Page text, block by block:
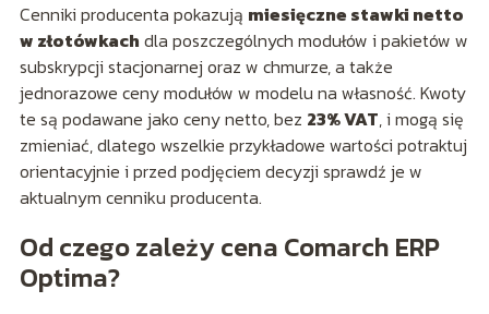
Cenniki producenta pokazują miesięczne stawki netto
w złotówkach dla poszczególnych modułów i pakietów w
subskrypcji stacjonarnej oraz w chmurze, a także
jednorazowe ceny modułów w modelu na własność. Kwoty
te są podawane jako ceny netto, bez 23% VAT, i mogą się
zmieniać, dlatego wszelkie przykładowe wartości potraktuj
orientacyjnie i przed podjęciem decyzji sprawdź je w
aktualnym cenniku producenta.
Od czego zależy cena Comarch ERP
Optima?